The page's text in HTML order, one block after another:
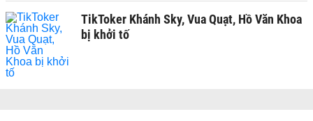
TikToker Khánh Sky, Vua Quạt, Hồ Văn Khoa
bị khởi tố